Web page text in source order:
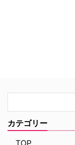
カテゴリー